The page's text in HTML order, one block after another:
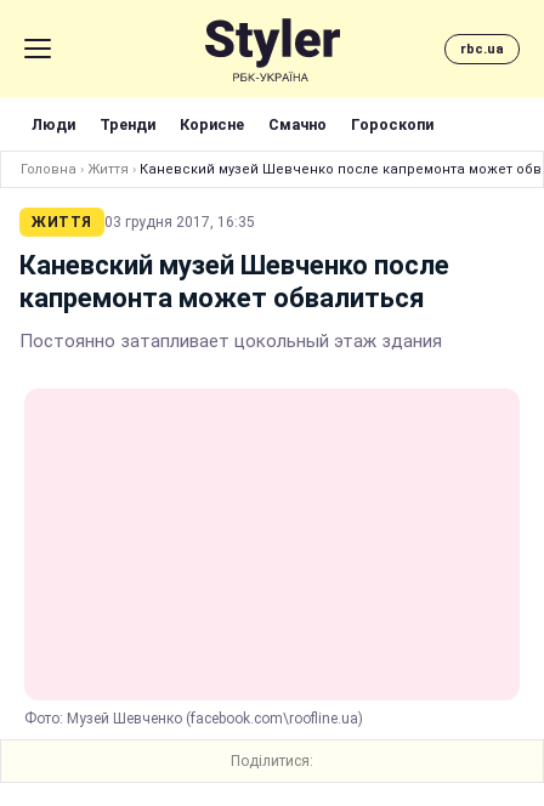
rbc.ua
Люди Тренди Корисне Смачно Гороскопи
Головна › Життя › Каневский музей Шевченко после капремонта может
ЖИТТЯ 03 грудня 2017, 16:35
Каневский музей Шевченко после
капремонта может обвалиться
Постоянно затапливает цокольный этаж здания
Фото: Музей Шевченко (facebook.com\roofline.ua)
Поділитися: